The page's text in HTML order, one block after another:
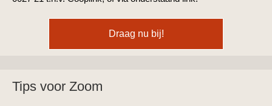
Draag nu bij!
Tips voor Zoom